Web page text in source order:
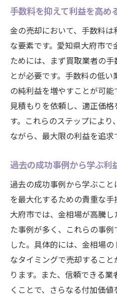
手数料を抑えて利益を高め
金の売却において、手数料
な要素です。愛知県大府市
ためには、まず買取業者の
とが必要です。手数料の低
の純利益を増やすことが可
見積もりを依頼し、適正価
す。これらのステップによ
ながら、最大限の利益を追求
過去の成功事例から学ぶ利
過去の成功事例から学ぶこ
を最大化するための貴重な
大府市では、金相場が高騰
た事例が多く、これらの事
した。具体的には、金相場
なタイミングで売却するこ
ります。また、信頼できる
くことで、さらなる付加価値